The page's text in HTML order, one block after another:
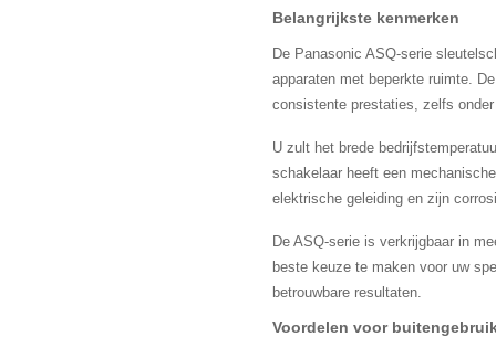
Belangrijkste kenmerken
De Panasonic ASQ-serie
apparaten met beperkte ruimte.
consistente prestaties, zelfs
U zult het brede
schakelaar heeft een
elektrische geleiding en zijn
De ASQ-serie is verkrijgbaar in
beste keuze te maken voor uw
betrouwbare resultaten.
Voordelen voor